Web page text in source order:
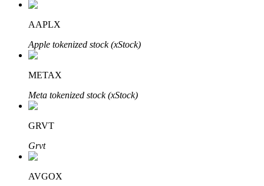
เรียนรู้เกี่ยวกับการสร้างรายได้แบบพาสซีฟ
พันธมิตร Bitrue
AAPLX
Apple tokenized stock (xStock)
METAX
Meta tokenized stock (xStock)
GRVT
Grvt
AVGOX